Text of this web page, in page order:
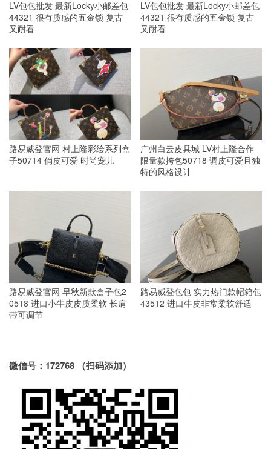
LV包包批发 最新Locky小邮差包
44321 很有质感的五金锁 复古
又耐看
LV包包批发 最新Locky小邮差包
44321 很有质感的五金锁 复古
又耐看
路易威登官网 村上隆彩绘系列盒
子50714 俏皮可爱 时尚宠儿
广州白云皮具城 LV村上隆合作
限量款挎包50718 调皮可爱且独
特的风格设计
路易威登官网 早秋新款盒子包2
0518 进口小牛皮皮质柔软 长肩
带可调节
路易威登包包 实力热门款帽箱包
43512 进口牛皮非常柔软舒适
微信号：172768 （扫码添加）